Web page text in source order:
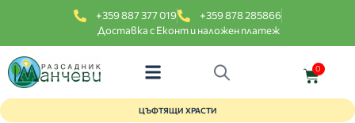
+359 887 377 019
+359 878 285866
Доставка с Еконт и наложен платеж
0
ЦЪФТЯЩИ ХРАСТИ